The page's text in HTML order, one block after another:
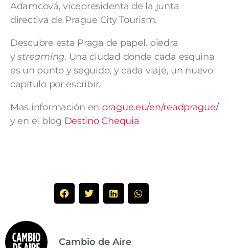
Adamcová, vicepresidenta de la junta
directiva de Prague City Tourism.
Descubre esta Praga de papel, piedra
ystreaming. Una ciudad donde cada esquina
es un punto y seguido, y cada viaje, un nuevo
capítulo por escribir.
Mas información en prague.eu/en/readprague/
y en el blog Destino Chequia
Cambio de Aire